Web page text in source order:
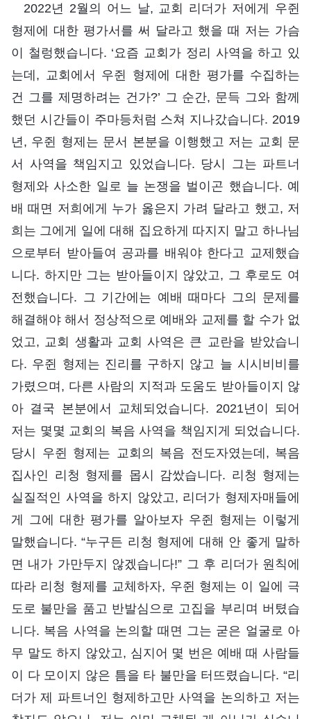
2022년 2월의 어느 날, 교회 리더가 저에게 우쥔
형제에 대한 평가서를 써 달라고 했을 때 저는 가슴
이 철렁했습니다. ‘요즘 교회가 정리 사역을 하고 있
는데, 교회에서 우쥔 형제에 대한 평가를 수집하는
건 그를 제명하려는 건가?’ 그 순간, 문득 그와 함께
했던 시간들이 주마등처럼 스쳐 지나갔습니다. 2019
년, 우쥔 형제는 문서 본분을 이행했고 저는 교회 문
서 사역을 책임지고 있었습니다. 당시 그는 파트너
형제와 사소한 일로 늘 논쟁을 벌이곤 했습니다. 예
배 때면 저희에게 누가 옳은지 가려 달라고 했고, 저
희는 그에게 일에 대해 집요하게 따지지 말고 하나님
으로부터 받아들여 공과를 배워야 한다고 교제했습
니다. 하지만 그는 받아들이지 않았고, 그 후로도 여
전했습니다. 그 기간에는 예배 때마다 그의 문제를
해결해야 해서 정상적으로 예배와 교제를 할 수가 없
었고, 교회 생활과 교회 사역은 큰 교란을 받았습니
다. 우쥔 형제는 진리를 구하지 않고 늘 시시비비를
가렸으며, 다른 사람의 지적과 도움도 받아들이지 않
아 결국 본분에서 교체되었습니다. 2021년이 되어
저는 몇몇 교회의 복음 사역을 책임지게 되었습니다.
당시 우쥔 형제는 교회의 복음 전도자였는데, 복음
집사인 리청 형제를 몹시 감쌌습니다. 리청 형제는
실질적인 사역을 하지 않았고, 리더가 형제자매들에
게 그에 대한 평가를 알아보자 우쥔 형제는 이렇게
말했습니다. “누구든 리청 형제에 대해 안 좋게 말하
면 내가 가만두지 않겠습니다!” 그 후 리더가 원칙에
따라 리청 형제를 교체하자, 우쥔 형제는 이 일에 극
도로 불만을 품고 반발심으로 고집을 부리며 버텼습
니다. 복음 사역을 논의할 때면 그는 굳은 얼굴로 아
무 말도 하지 않았고, 심지어 몇 번은 예배 때 사람들
이 다 모이지 않은 틈을 타 불만을 터뜨렸습니다. “리
더가 제 파트너인 형제하고만 사역을 논의하고 저는